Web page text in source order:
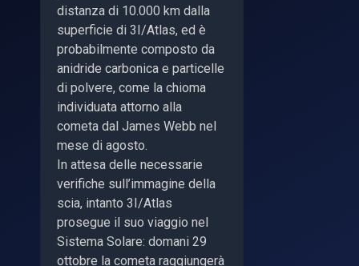
distanza di 10.000 km dalla
superficie di 3I/Atlas, ed è
probabilmente composto da
anidride carbonica e particelle
di polvere, come la chioma
individuata attorno alla
cometa dal James Webb nel
mese di agosto.
In attesa delle necessarie
verifiche sull’immagine della
scia, intanto 3I/Atlas
prosegue il suo viaggio nel
Sistema Solare: domani 29
ottobre la cometa raggiungerà